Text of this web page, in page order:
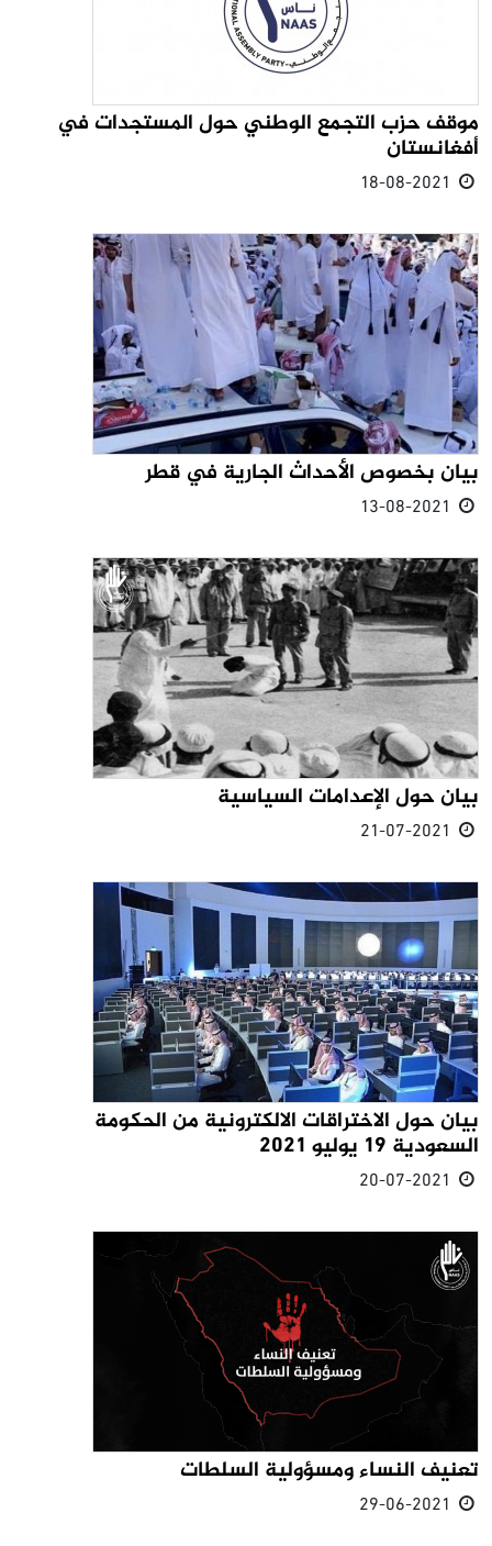
موقف حزب التجمع الوطني حول المستجدات في
أفغانستان
بيان بخصوص الأحداث الجارية في قطر
بيان حول الإعدامات السياسية
بيان حول الاختراقات الالكترونية من الحكومة
السعودية 19 يوليو 2021
تعنيف النساء ومسؤولية السلطات